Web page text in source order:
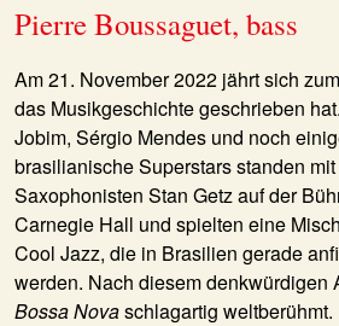
Pierre Boussaguet, bass
Am 21. November 2022 jährt sich
das Musikgeschichte geschrieben
Jobim, Sérgio Mendes und noch
brasilianische Superstars standen
Saxophonisten Stan Getz auf der
Carnegie Hall und spielten eine
Cool Jazz, die in Brasilien gerade
werden. Nach diesem denkwürdigen
Bossa Novaschlagartig weltberühmt.